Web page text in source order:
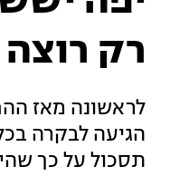
רק
לראשונה מאז
הגיעה לבקרה
תסכול על כך